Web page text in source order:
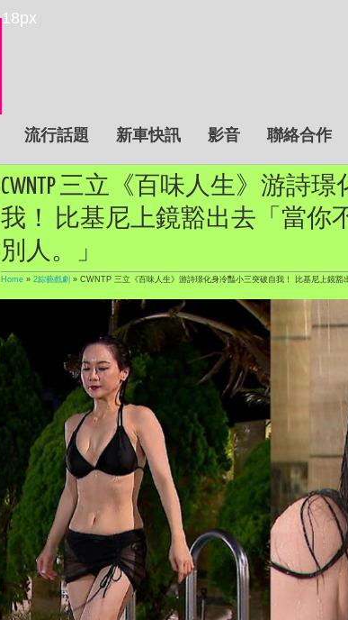
18px
流行話題 新車快訊 影音 聯絡合作
CWNTP 三立《百味人生》游詩
我！ 比基尼上鏡豁出去「當你
別人。」
Home » 2綜藝戲劇 » CWNTP 三立《百味人生》游詩璟化身冷豔小三突破自我！ 比基尼上鏡豁